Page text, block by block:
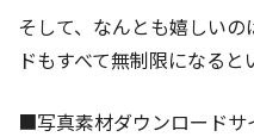
そして、なんとも嬉しい
ドもすべて無制限になると
■写真素材ダウンロードサ